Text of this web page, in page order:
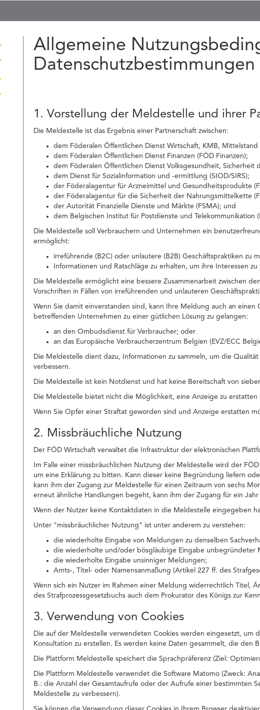
Allgemeine
Datenschutzbestimmungen
1. Vorstellung der Meldestelle und ihrer
Die Meldestelle ist das Ergebnis einer Partnerschaft zwischen:
dem Föderalen Öffentlichen Dienst Wirtschaft, KMB, Mittelstand
dem Föderalen Öffentlichen Dienst Finanzen (FÖD Finanzen);
dem Föderalen Öffentlichen Dienst Volksgesundheit,
dem Dienst für Sozialinformation und -ermittlung (SIOD/SIRS);
der Föderalagentur für Arzneimittel und Gesundheitsprodukte
der Föderalagentur für die Sicherheit der Nahrungsmittelkette
der Autorität Finanzielle Dienste und Märkte (FSMA); und
dem Belgischen Institut für Postdienste und Telekommunikation
Die Meldestelle soll Verbrauchern und Unternehmen ein
ermöglicht:
irreführende (B2C) oder unlautere (B2B) Geschäftspraktiken zu
Informationen und Ratschläge zu erhalten, um ihre Interessen
Die Meldestelle ermöglicht eine bessere Zusammenarbeit zwischen
Vorschriften in Fällen von irreführenden und unlauteren
Wenn Sie damit einverstanden sind, kann Ihre Meldung auch an
betreffenden Unternehmen zu einer gütlichen Lösung zu gelangen:
an den Ombudsdienst für Verbraucher; oder
an das Europäische Verbraucherzentrum Belgien (EVZ/ECC
Die Meldestelle dient dazu, Informationen zu sammeln, um die
verbessern.
Die Meldestelle ist kein Notdienst und hat keine Bereitschaft von
Die Meldestelle bietet nicht die Möglichkeit, eine Anzeige zu
Wenn Sie Opfer einer Straftat geworden sind und Anzeige erstatten
2. Missbräuchliche Nutzung
Der FÖD Wirtschaft verwaltet die Infrastruktur der elektronischen
Im Falle einer missbräuchlichen Nutzung der Meldestelle wird der
um eine Erklärung zu bitten. Kann dieser keine Begründung liefern
kann ihm der Zugang zur Meldestelle für einen Zeitraum von sechs
erneut ähnliche Handlungen begeht, kann ihm der Zugang für ein
Wenn der Nutzer keine Kontaktdaten in die Meldestelle eingegeben
Unter "missbräuchlicher Nutzung" ist unter anderem zu verstehen:
die wiederholte Eingabe von Meldungen zu denselben
die wiederholte und/oder bösgläubige Eingabe unbegründeter
die wiederholte Eingabe unsinniger Meldungen;
Amts-, Titel- oder Namensanmaßung (Artikel 227 ff. des
Wenn sich ein Nutzer im Rahmen einer Meldung widerrechtlich Titel,
des Strafprozessgesetzbuchs auch dem Prokurator des Königs zur
3. Verwendung von Cookies
Die auf der Meldestelle verwendeten Cookies werden eingesetzt,
Konsultation zu erstellen. Es werden keine Daten gesammelt, die den
Die Plattform Meldestelle speichert die Sprachpräferenz (Ziel:
Die Plattform Meldestelle verwendet die Software Matomo (Zweck:
B.: die Anzahl der Gesamtaufrufe oder der Aufrufe einer bestimmten
Meldestelle zu verbessern).